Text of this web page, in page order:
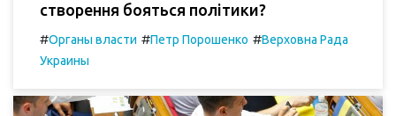
створення бояться політики?
#Органы власти #Петр Порошенко #Верховна Рада
Украины